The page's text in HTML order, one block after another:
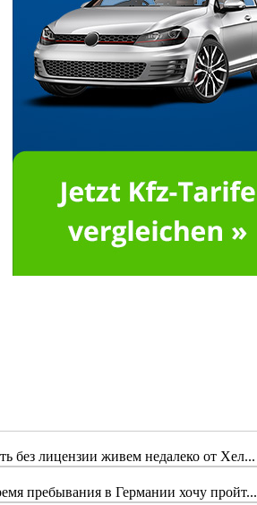
без лицензии живем недалеко от Хел...
пребывания в Германии хочу пройт...